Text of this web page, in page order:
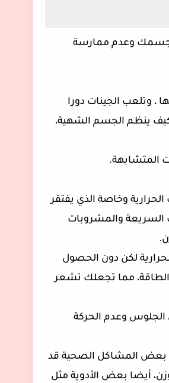
جسمك وعدم ممارسة
، وتلعب الجينات دورا
ينظم الجسم الشهية،
المتشابهة.
وخاصة الذي يفتقر
السريعة والمشروبات
لكن دون الحصول
الطاقة، مما تجعلك تشعر
الجلوس وعدم الحركة
بعض المشاكل الصحية قد
أيضا بعض الأدوية مثل